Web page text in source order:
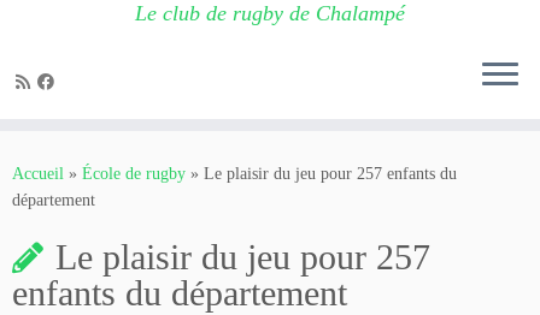
contenu
Le club de rugby de Chalampé
Accueil » École de rugby » Le plaisir du jeu pour 257 enfants du
département
Le plaisir du jeu pour 257
enfants du département